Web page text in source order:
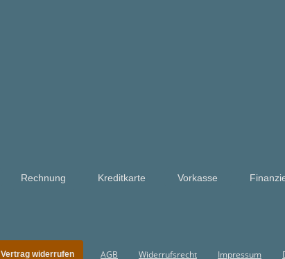
Rechnung Kreditkarte Vorkasse
Vertrag widerrufen AGB Widerrufsrecht Impressum